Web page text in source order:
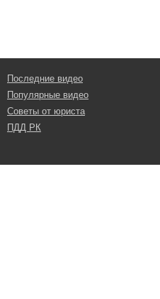
Последние видео
Популярные видео
Советы от юриста
ПДД РК